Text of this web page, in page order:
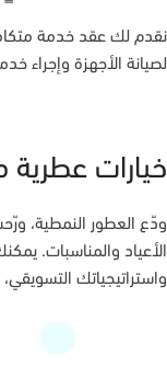
نقدم لك عقد خدمة
لصيانة الأجهزة وإجراء
خيارات
ودّع العطور النمطية،
الأعياد والمناسبات.
واستراتيجياتك